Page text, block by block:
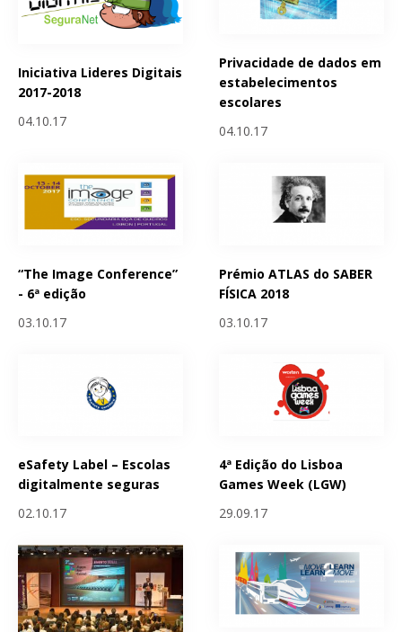
Iniciativa Lideres Digitais
2017-2018
04.10.17
Privacidade de dados em
estabelecimentos
escolares
04.10.17
“The Image Conference”
- 6ª edição
03.10.17
Prémio ATLAS do SABER
FÍSICA 2018
03.10.17
eSafety Label – Escolas
digitalmente seguras
02.10.17
4ª Edição do Lisboa
Games Week (LGW)
29.09.17